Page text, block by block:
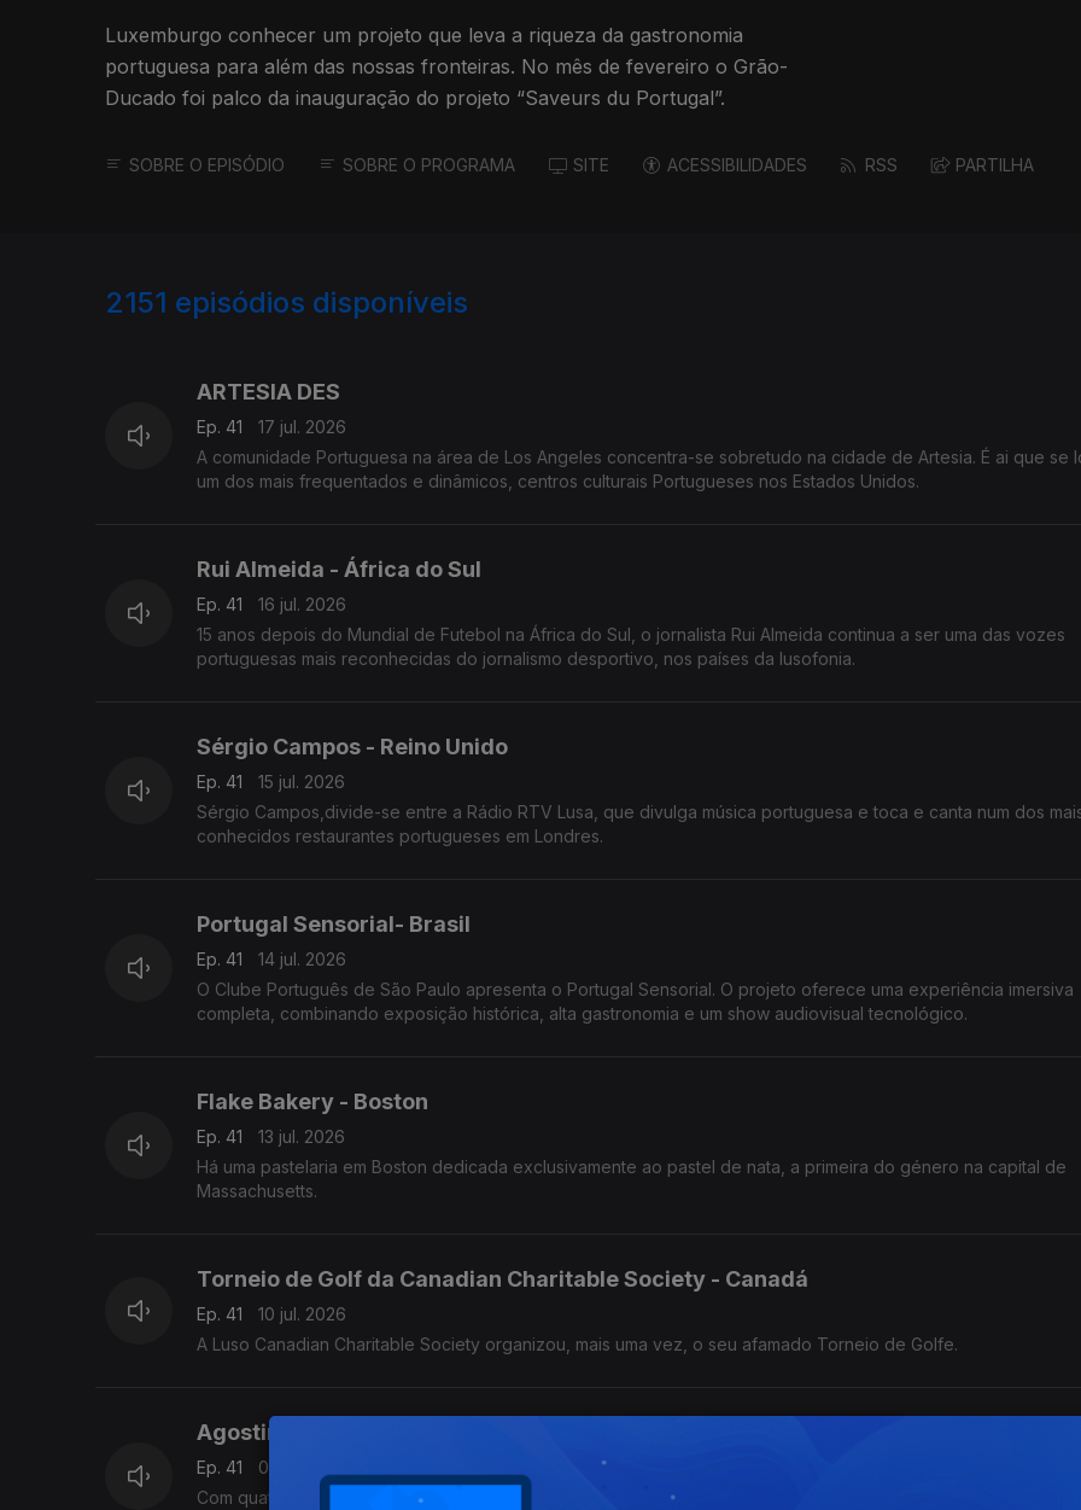
Luxemburgo conhecer um projeto que leva a riqueza da gastronomia
portuguesa para além das nossas fronteiras. No mês de fevereiro o Grão-
Ducado foi palco da inauguração do projeto “Saveurs du Portugal”.
SOBRE O EPISÓDIO SOBRE O PROGRAMA SITE ACESSIBILIDADES RSS PARTILHA
2151 episódios disponíveis
ARTESIA DES
Ep. 41
17 jul. 2026
A comunidade Portuguesa na área de Los Angeles concentra-se sobretudo na cidade de Artesia. É ai que se
um dos mais frequentados e dinâmicos, centros culturais Portugueses nos Estados Unidos.
Rui Almeida - África do Sul
Ep. 41
16 jul. 2026
15 anos depois do Mundial de Futebol na África do Sul, o jornalista Rui Almeida continua a ser uma das vozes
portuguesas mais reconhecidas do jornalismo desportivo, nos países da lusofonia.
Sérgio Campos - Reino Unido
Ep. 41
15 jul. 2026
Sérgio Campos,divide-se entre a Rádio RTV Lusa, que divulga música portuguesa e toca e canta num dos
conhecidos restaurantes portugueses em Londres.
Portugal Sensorial- Brasil
Ep. 41
14 jul. 2026
O Clube Português de São Paulo apresenta o Portugal Sensorial. O projeto oferece uma experiência imersiva
completa, combinando exposição histórica, alta gastronomia e um show audiovisual tecnológico.
Flake Bakery - Boston
Ep. 41
13 jul. 2026
Há uma pastelaria em Boston dedicada exclusivamente ao pastel de nata, a primeira do género na capital de
Massachusetts.
Torneio de Golf da Canadian Charitable Society - Canadá
Ep. 41
10 jul. 2026
A Luso Canadian Charitable Society organizou, mais uma vez, o seu afamado Torneio de Golfe.
Agostinho Antunes da Silva - Andorra
Ep. 41
09 jul. 2026
Com quatro padarias e pastelarias no pequeno país montanhoso, o empresário Agostinho Antunes da Silva